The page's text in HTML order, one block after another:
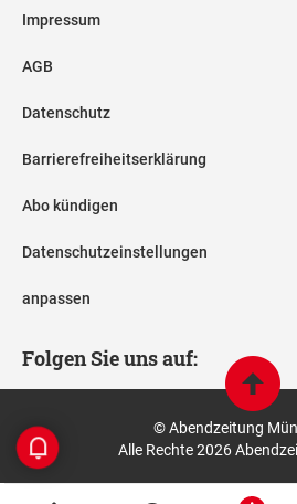
Impressum
AGB
Datenschutz
Barrierefreiheitserklärung
Abo kündigen
Datenschutzeinstellungen
anpassen
Folgen Sie uns auf:
© Abendzeitung
Alle Rechte 2026